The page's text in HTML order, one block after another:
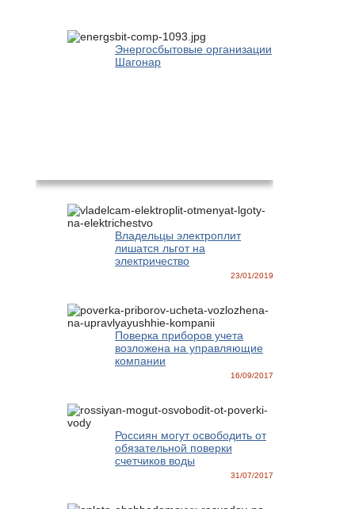
Энергосбытовые организации
Шагонар
Владельцы электроплит
лишатся льгот на
электричество
23/01/2019
Поверка приборов учета
возложена на управляющие
компании
16/09/2017
Россиян могут освободить от
обязательной поверки
счетчиков воды
31/07/2017